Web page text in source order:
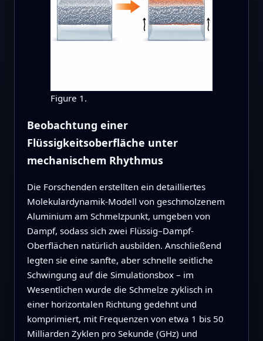
Figure 1.
Beobachtung einer
Flüssigkeitsoberfläche unter
mechanischem Rhythmus
Die Forschenden erstellten ein detailliertes
Molekulardynamik-Modell von geschmolzenem
Aluminium am Schmelzpunkt, umgeben von
Dampf, sodass sich zwei Flüssig–Dampf-
Oberflächen natürlich ausbilden. Anschließend
legten sie eine sanfte, aber schnelle seitliche
Schwingung auf die Simulationsbox – im
Wesentlichen wurde die Schmelze zyklisch in
einer horizontalen Richtung gedehnt und
komprimiert, mit Frequenzen von etwa 1 bis 50
Milliarden Zyklen pro Sekunde (GHz) und